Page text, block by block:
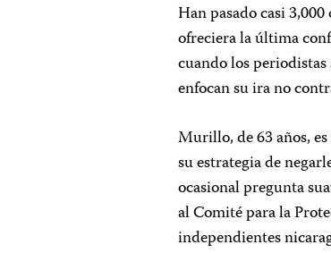
Han pasado casi
ofreciera la última
cuando los periodistas
enfocan su ira no
Murillo, de 63 años,
su estrategia de
ocasional pregunta
al Comité para la
independientes